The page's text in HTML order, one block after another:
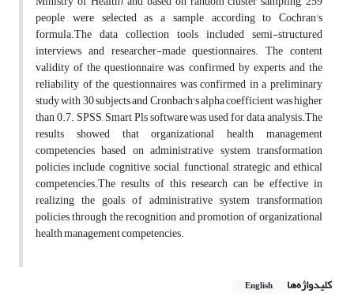
people were selected as a sample according to Cochran's
formula.The data collection tools included semi-structured
interviews and researcher-made questionnaires. The content
validity of the questionnaire was confirmed by experts and the
reliability of the questionnaires was confirmed in a preliminary
study with 30 subjects and Cronbach's alpha coefficient was higher
than 0.7. SPSS, Smart Pls software was used for data analysis.The
results showed that organizational health management
competencies based on administrative system transformation
policies include cognitive, social, functional, strategic and ethical
competencies.The results of this research can be effective in
realizing the goals of administrative system transformation
policies through the recognition and promotion of organizational
health management competencies.
کلیدواژه‌ها English